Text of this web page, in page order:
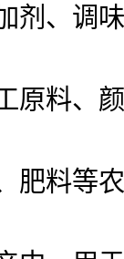
剂、调
原料、
肥料等